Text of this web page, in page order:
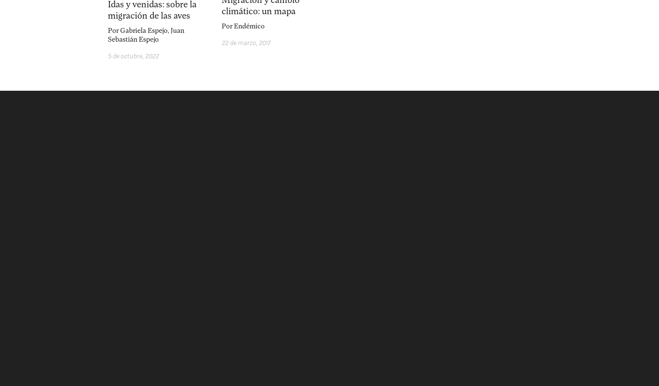
Idas y venidas: sobre la
migración de las aves
PorGabriela Espejo, Juan
Sebastián Espejo
5 de octubre, 2022
climático: un mapa
PorEndémico
22 de marzo, 2017